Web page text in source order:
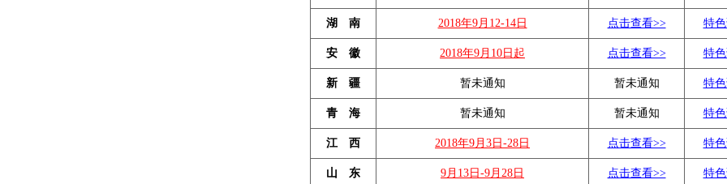
湖 南 2018年9月12-14日 点击查看>> 特
安 徽 2018年9月10日起 点击查看>> 特
新 疆 暂未通知 暂未通知 特
青 海 暂未通知 暂未通知 特
江 西 2018年9月3日-28日 点击查看>> 特
山 东 9月13日-9月28日 点击查看>> 特